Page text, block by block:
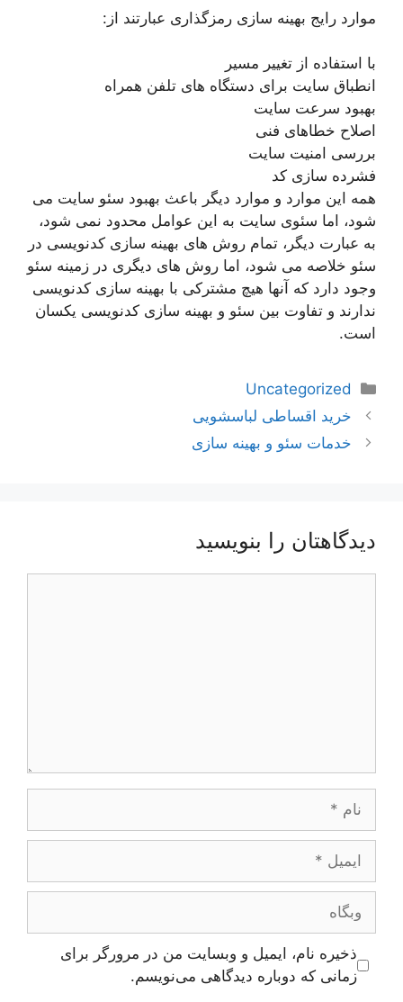
موارد رایج بهینه سازی رمزگذاری عبارتند از:
با استفاده از تغییر مسیر
انطباق سایت برای دستگاه های تلفن همراه
بهبود سرعت سایت
اصلاح خطاهای فنی
بررسی امنیت سایت
فشرده سازی کد
همه این موارد و موارد دیگر باعث بهبود سئو سایت می
شود، اما سئوی سایت به این عوامل محدود نمی شود،
به عبارت دیگر، تمام روش های بهینه سازی کدنویسی در
سئو خلاصه می شود، اما روش های دیگری در زمینه سئو
وجود دارد که آنها هیچ مشترکی با بهینه سازی کدنویسی
ندارند و تفاوت بین سئو و بهینه سازی کدنویسی یکسان
است.
دسته‌ها
Uncategorized
ناوبری
نوشته‌ها
خرید اقساطی لباسشویی
خدمات سئو و بهینه سازی
دیدگاهتان را بنویسید
ایمیل
وبگاه
ذخیره نام، ایمیل و وبسایت من در مرورگر برای
زمانی که دوباره دیدگاهی می‌نویسم.